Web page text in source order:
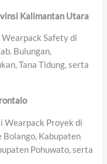
Kalimantan Utara
Safety di
Bulungan,
Tana Tidung, serta
Wearpack Proyek di
Bolango, Kabupaten
Pohuwato, serta